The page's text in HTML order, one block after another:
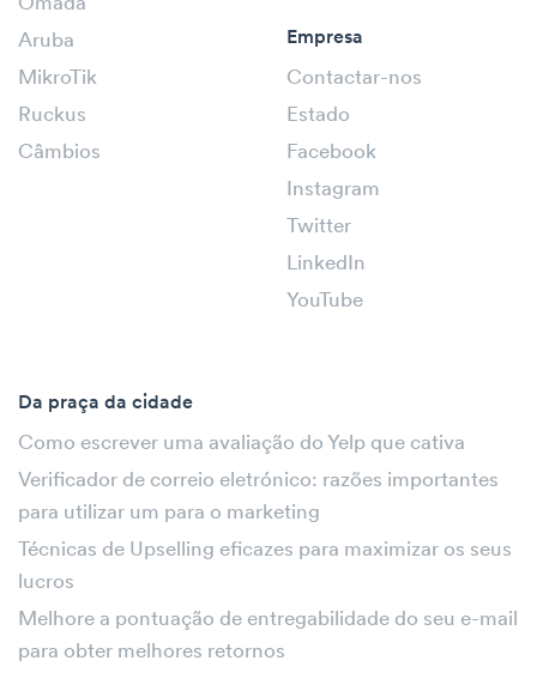
Aruba
MikroTik
Ruckus
Câmbios
Empresa
Contactar-nos
Estado
Facebook
Instagram
Twitter
LinkedIn
YouTube
Da praça da cidade
Como escrever uma avaliação do Yelp que cativa
Verificador de correio eletrónico: razões importantes
para utilizar um para o marketing
Técnicas de Upselling eficazes para maximizar os seus
lucros
Melhore a pontuação de entregabilidade do seu e-mail
para obter melhores retornos